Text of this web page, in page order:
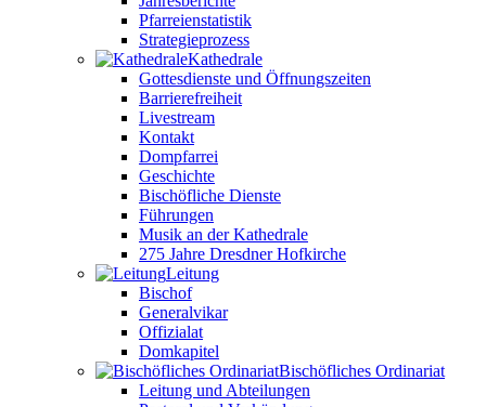
Pfarreienstatistik
Strategieprozess
Kathedrale
Gottesdienste und Öffnungszeiten
Barrierefreiheit
Livestream
Kontakt
Dompfarrei
Geschichte
Bischöfliche Dienste
Führungen
Musik an der Kathedrale
275 Jahre Dresdner Hofkirche
Leitung
Bischof
Generalvikar
Offizialat
Domkapitel
Bischöfliches Ordinariat
Leitung und Abteilungen